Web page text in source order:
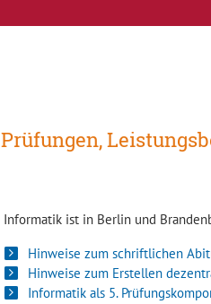
Prüfungen,
Informatik ist in Berlin und
Hinweise zum schriftlichen
Hinweise zum Erstellen
Informatik als 5.